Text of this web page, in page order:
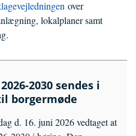
over
lokalplaner samt
2030 sendes i
borgermøde
d. 16. juni 2026 vedtaget at